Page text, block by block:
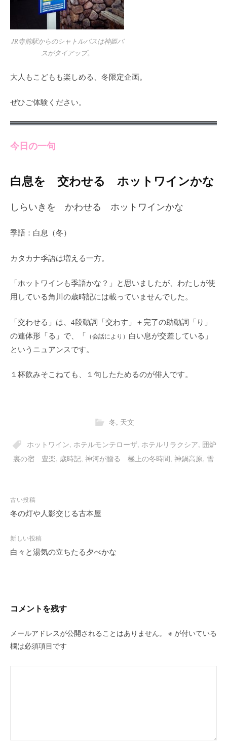
JR寺前駅からのシャトルバスは神姫バ
スがタイアップ。
大人もこどもも楽しめる、冬限定企画。
ぜひご体験ください。
今日の一句
白息を 交わせる ホットワインかな
しらいきを かわせる ホットワインかな
季語：白息（冬）
カタカナ季語は増える一方。
「ホットワインも季語かな？」と思いましたが、わたしが使
用している角川の歳時記には載っていませんでした。
「交わせる」は、4段動詞「交わす」＋完了の助動詞「り」
の連体形「る」で、「 （会話により） 白い息が交差している」
というニュアンスです。
１杯飲みそこねても、１句したためるのが俳人です。
冬, 天文
ホットワイン, ホテルモンテローザ, ホテルリラクシア, 囲炉
裏の宿 豊楽, 歳時記, 神河が贈る 極上の冬時間, 神鍋高原, 雪
投
稿
ビ
ゲ
ン
古い投稿
冬の灯や人影交じる古本屋
新しい投稿
白々と湯気の立ちたる夕べかな
コメントを残す
メールアドレスが公開されることはありません。 ※ が付いている
欄は必須項目です